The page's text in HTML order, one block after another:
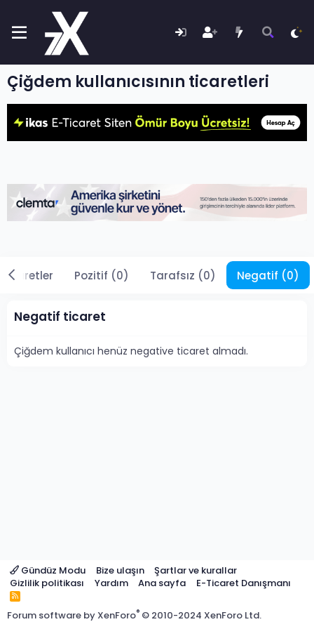
Çiğdem kullanıcısının ticaretleri
ticaretler Pozitif (0) Tarafsız (0) Negatif (0)
Negatif ticaret
Çiğdem kullanıcı henüz negative ticaret almadı.
Gündüz Modu Bize ulaşın
Şartlar ve kurallar
Gizlilik politikası
Yardım Ana sayfa E-Ticaret Danışmanı
R
S
S
Forum software by XenForo® © 2010-2024 XenForo Ltd.